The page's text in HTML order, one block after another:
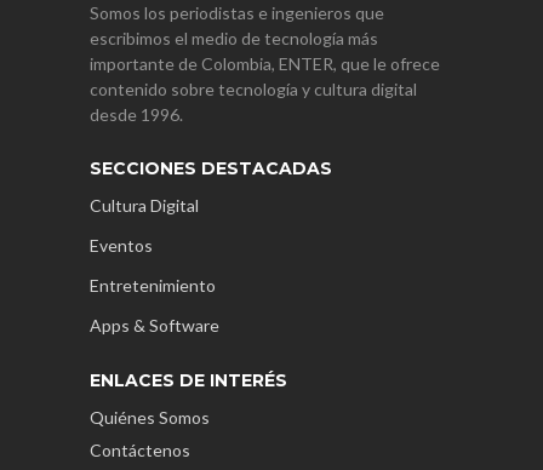
Somos los periodistas e ingenieros que
escribimos el medio de tecnología más
importante de Colombia, ENTER, que le ofrece
contenido sobre tecnología y cultura digital
desde 1996.
SECCIONES DESTACADAS
Cultura Digital
Eventos
Entretenimiento
Apps & Software
ENLACES DE INTERÉS
Quiénes Somos
Contáctenos